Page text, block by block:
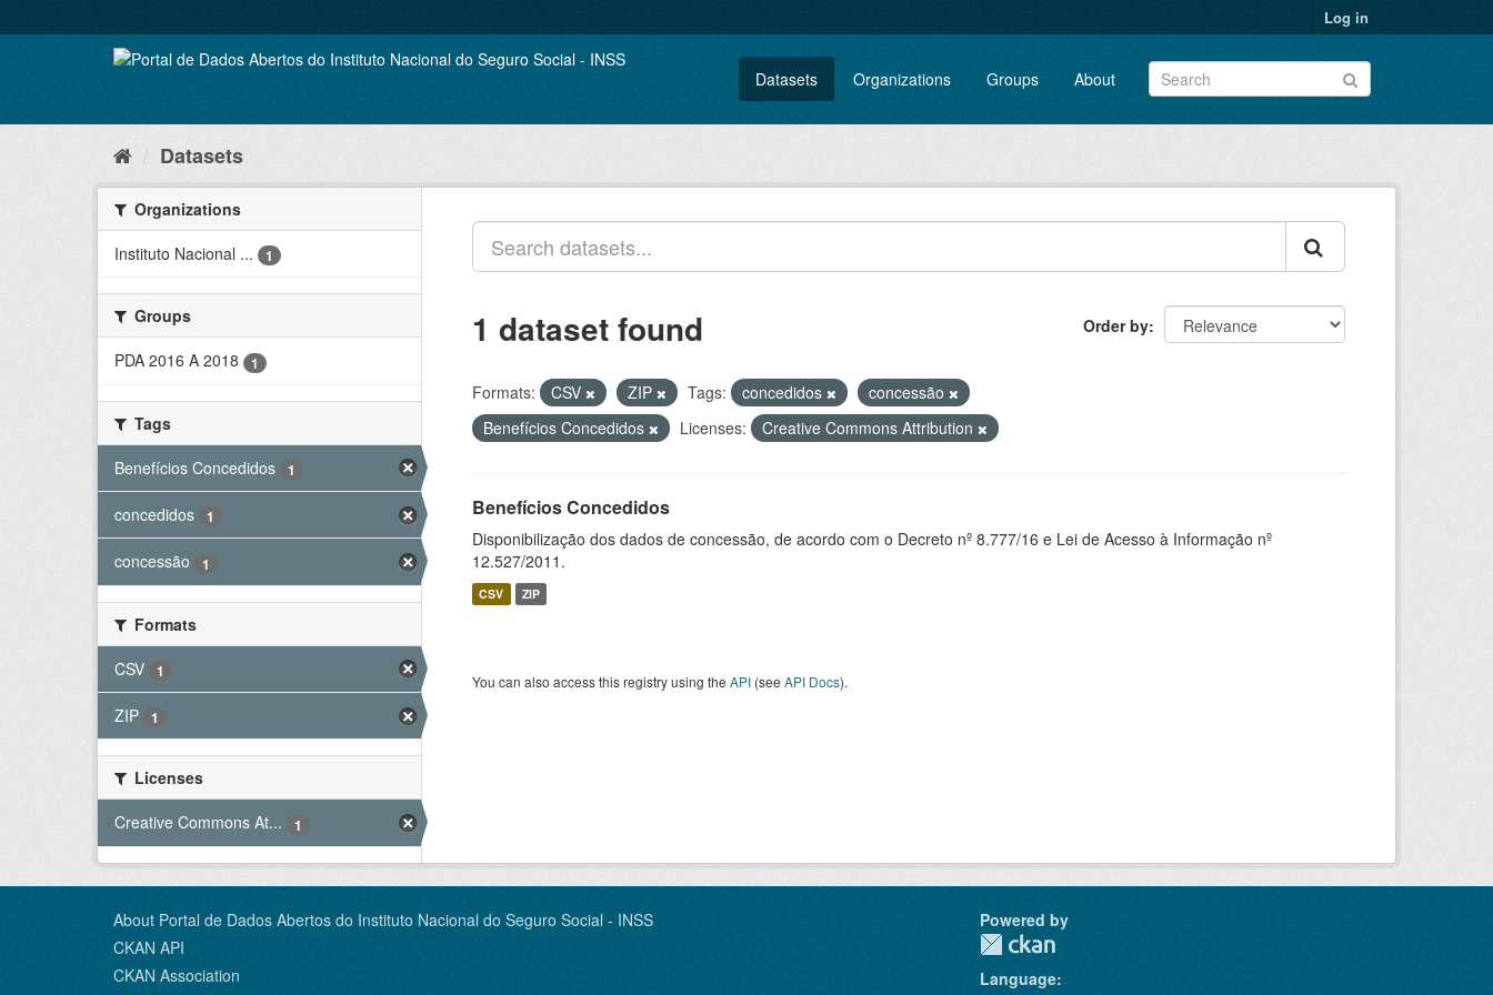
to
Log in
Datasets Organizations Groups About
Datasets
Organizations
Instituto Nacional ...
1
Groups
PDA 2016 A 2018
1
Tags
Benefícios Concedidos
1
concedidos 1
concessão 1
Formats
CSV
1
ZIP 1
Licenses
Creative Commons At...
1
Order by
1 dataset found
Formats: CSV ZIP Tags: concedidos
concessão
Benefícios Concedidos
Licenses: Creative Commons Attribution
Benefícios Concedidos
Disponibilização dos dados de concessão, de acordo com o Decreto nº 8.777/16 e Lei de Acesso à Informação nº
12.527/2011.
CSV ZIP
You can also access this registry using the API (see API Docs).
About Portal de Dados Abertos do Instituto Nacional do Seguro Social - INSS
CKAN API
CKAN Association
Powered by
Language